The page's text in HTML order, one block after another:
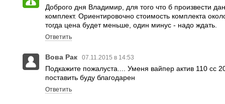
Доброго дня Владимир, для того что б произвести
комплект. Ориентировочно стоимость комплекта
тогда цена будет меньше, один минус - надо ждать.
Ответить
Вова Рак 07.11.2015 в 14:53
Подкажите пожалуста.... Уменя вайпер актив 110 сс
поставить буду благодарен
Ответить